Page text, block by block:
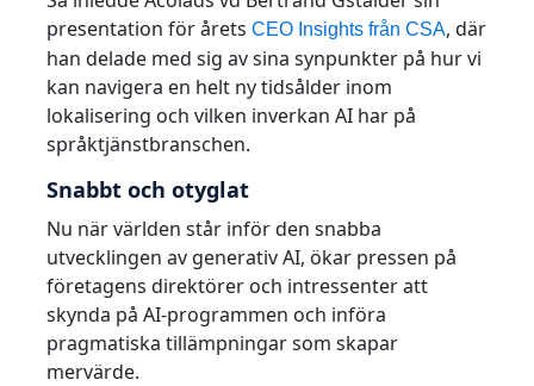
Tillverkningsindustri
Finans
Juridik
Offentliga Institutioner
Försvar & Säkerhet
Alla branscher
presentation för årets CEO Insights från CSA, där
han delade med sig av sina synpunkter på hur vi
kan navigera en helt ny tidsålder inom
lokalisering och vilken inverkan AI har på
språktjänstbranschen.
Snabbt och otyglat
Nu när världen står inför den snabba
utvecklingen av generativ AI, ökar pressen på
företagens direktörer och intressenter att
skynda på AI-programmen och införa
pragmatiska tillämpningar som skapar
mervärde.